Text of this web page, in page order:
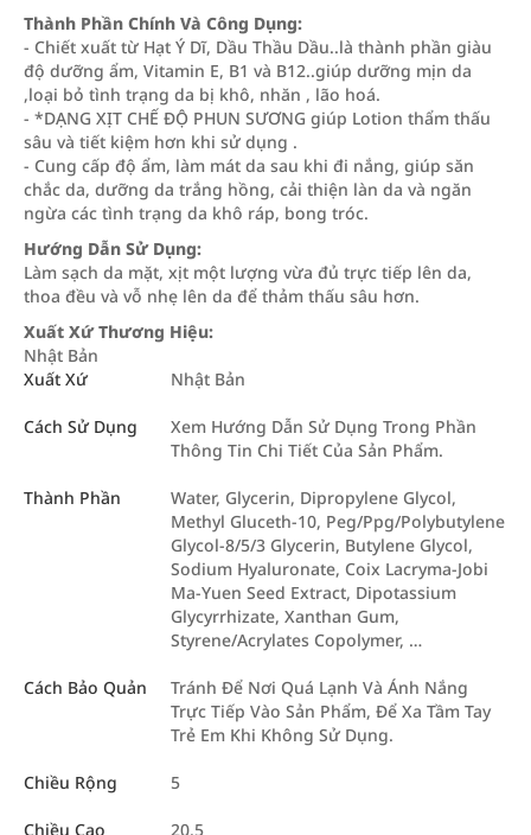
Thành Phần Chính Và Công Dụng:
- Chiết xuất từ Hạt Ý Dĩ, Dầu Thầu Dầu..là thành phần giàu
độ dưỡng ẩm, Vitamin E, B1 và B12..giúp dưỡng mịn da
,loại bỏ tình trạng da bị khô, nhăn , lão hoá.
- *DẠNG XỊT CHẾ ĐỘ PHUN SƯƠNG giúp Lotion thẩm thấu
sâu và tiết kiệm hơn khi sử dụng .
- Cung cấp độ ẩm, làm mát da sau khi đi nắng, giúp săn
chắc da, dưỡng da trắng hồng, cải thiện làn da và ngăn
ngừa các tình trạng da khô ráp, bong tróc.
Hướng Dẫn Sử Dụng:
Làm sạch da mặt, xịt một lượng vừa đủ trực tiếp lên da,
thoa đều và vỗ nhẹ lên da để thảm thấu sâu hơn.
Xuất Xứ Thương Hiệu:
Nhật Bản
Xuất Xứ
Nhật Bản
Cách Sử Dụng
Xem Hướng Dẫn Sử Dụng Trong Phần
Thông Tin Chi Tiết Của Sản Phẩm.
Thành Phần
Water, Glycerin, Dipropylene Glycol,
Methyl Gluceth-10, Peg/Ppg/Polybutylene
Glycol-8/5/3 Glycerin, Butylene Glycol,
Sodium Hyaluronate, Coix Lacryma-Jobi
Ma-Yuen Seed Extract, Dipotassium
Glycyrrhizate, Xanthan Gum,
Styrene/Acrylates Copolymer, …
Cách Bảo Quản
Tránh Để Nơi Quá Lạnh Và Ánh Nắng
Trực Tiếp Vào Sản Phẩm, Để Xa Tầm Tay
Trẻ Em Khi Không Sử Dụng.
Chiều Rộng 5
Chiều Cao 20.5